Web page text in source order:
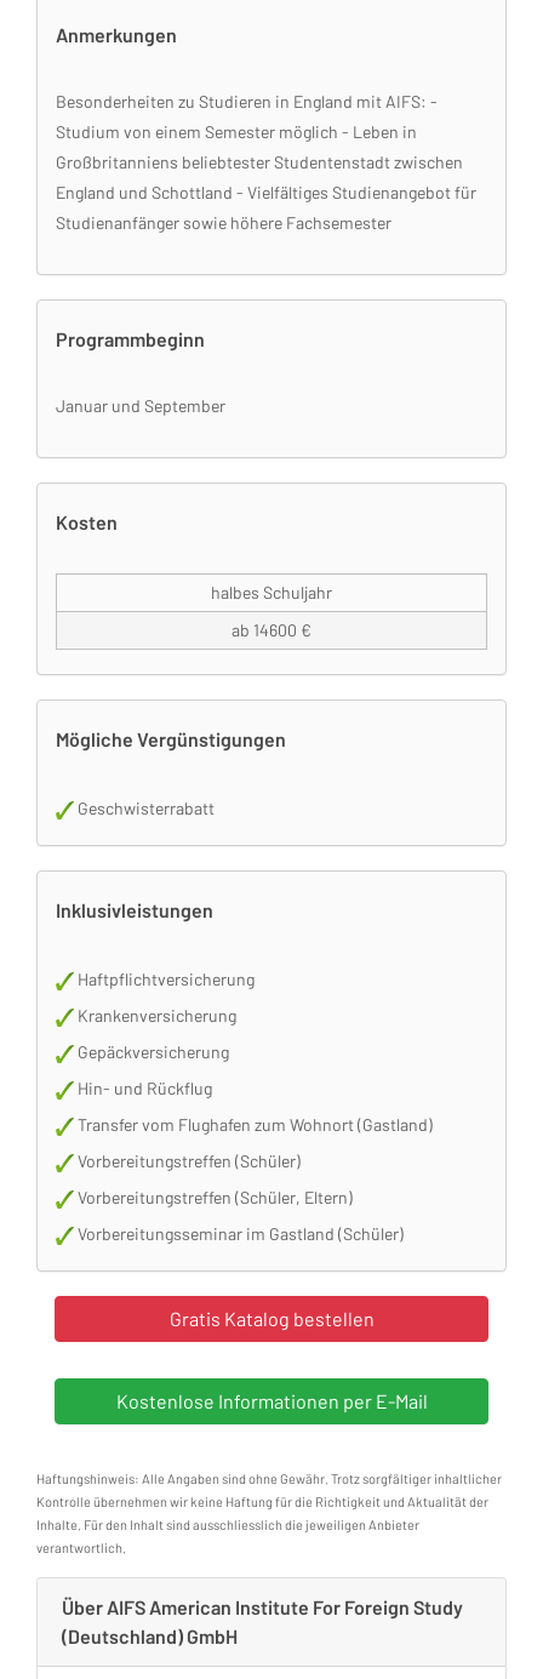
Anmerkungen
Besonderheiten zu Studieren in England mit AIFS: -
Studium von einem Semester möglich - Leben in
Großbritanniens beliebtester Studentenstadt zwischen
England und Schottland - Vielfältiges Studienangebot für
Studienanfänger sowie höhere Fachsemester
Programmbeginn
Januar und September
Kosten
halbes Schuljahr
ab 14600 €
Mögliche Vergünstigungen
Geschwisterrabatt
Inklusivleistungen
Haftpflichtversicherung
Krankenversicherung
Gepäckversicherung
Hin- und Rückflug
Transfer vom Flughafen zum Wohnort (Gastland)
Vorbereitungstreffen (Schüler)
Vorbereitungstreffen (Schüler, Eltern)
Vorbereitungsseminar im Gastland (Schüler)
Haftungshinweis: Alle Angaben sind ohne Gewähr. Trotz sorgfältiger inhaltlicher
Kontrolle übernehmen wir keine Haftung für die Richtigkeit und Aktualität der
Inhalte. Für den Inhalt sind ausschliesslich die jeweiligen Anbieter
verantwortlich.
Über AIFS American Institute For Foreign Study
(Deutschland) GmbH